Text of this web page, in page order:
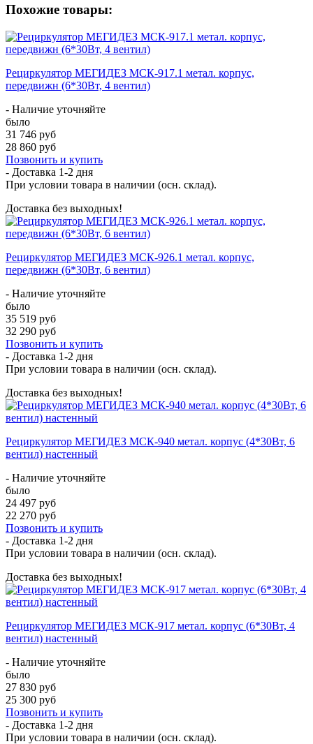
Похожие товары:
Рециркулятор МЕГИДЕЗ МСК-917.1 метал. корпус,
передвижн (6*30Вт, 4 вентил)
- Наличие уточняйте
было
31 746 руб
28 860 руб
Позвонить и купить
- Доставка 1-2 дня
При условии товара в наличии (осн. склад).
Доставка без выходных!
Рециркулятор МЕГИДЕЗ МСК-926.1 метал. корпус,
передвижн (6*30Вт, 6 вентил)
- Наличие уточняйте
было
35 519 руб
32 290 руб
Позвонить и купить
- Доставка 1-2 дня
При условии товара в наличии (осн. склад).
Доставка без выходных!
Рециркулятор МЕГИДЕЗ МСК-940 метал. корпус (4*30Вт, 6
вентил) настенный
- Наличие уточняйте
было
24 497 руб
22 270 руб
Позвонить и купить
- Доставка 1-2 дня
При условии товара в наличии (осн. склад).
Доставка без выходных!
Рециркулятор МЕГИДЕЗ МСК-917 метал. корпус (6*30Вт, 4
вентил) настенный
- Наличие уточняйте
было
27 830 руб
25 300 руб
Позвонить и купить
- Доставка 1-2 дня
При условии товара в наличии (осн. склад).